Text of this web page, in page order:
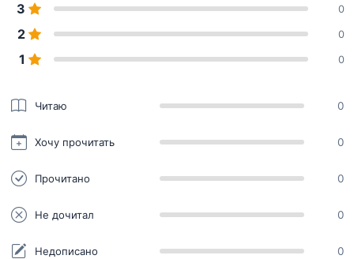
3 0
2 0
1 0
Читаю 0
Хочу прочитать 0
Прочитано 0
Не дочитал 0
Недописано 0